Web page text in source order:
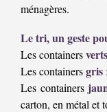
ménagères.
Le tri, un geste
Les containersverts
Les containersgris
Les containers
carton, en métal et